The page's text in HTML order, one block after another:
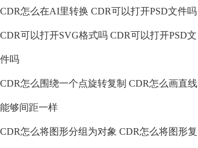
CDR怎么在AI里转换 CDR可以打开PSD文件吗
CDR可以打开SVG格式吗 CDR可以打开PSD文
件吗
CDR怎么围绕一个点旋转复制 CDR怎么画直线
能够间距一样
CDR怎么将图形分组为对象 CDR怎么将图形复